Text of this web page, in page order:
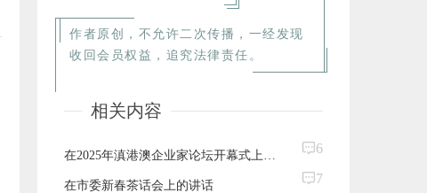
作者原创，不允许二次传播，一经发现
收回会员权益，追究法律责任。
相关内容
6
在市委新春茶话会上的讲话
7